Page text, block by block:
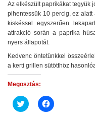
Az elkészült paprikákat tegyük
pihentessük 10 percig, ez
kiskéssel egyszerűen
attrakció során a paprika
nyers állapotát.
Kedvenc öntetünkkel
a kerti grillen sütötthöz
Megosztás:
Click
to
Click
to